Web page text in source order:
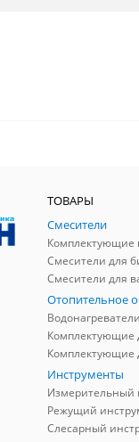
ТОВАРЫ
Смесители
Комплектующие
Смесители для
Смесители для
Отопительное
Водонагреватели
Инструменты
Измерительный
Режущий
Слесарный